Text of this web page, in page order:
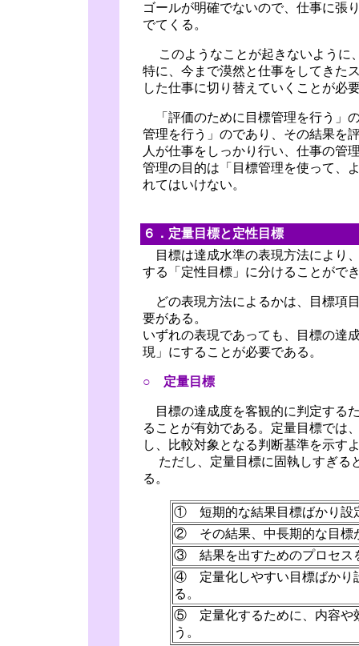
ゴールが明確でないので、仕事に張
でてくる。
このようなことが起きないように
特に、今まで漠然と仕事をしてきた
した仕事に切り替えていくことが必
「評価のために目標管理を行う」
管理を行う」のであり、その結果
人が仕事をしっかり行い、仕事の管
管理の目的は「目標管理を使って、
れてはいけない。
６．定量目標と定性目標
目標は達成水準の表現方法により
する「定性目標」に分けることがで
どの表現方法によるかは、目標項
要がある。
いずれの表現であっても、目標の達
現」にすることが必要である。
○ 定量目標
目標の達成度を客観的に判定する
ることが有効である。定量目標では
し、比較対象となる判断基準を示す
ただし、定量目標に固執しすぎる
る。
① 短期的な結果目標ばかり設
② その結果、中長期的な目標
③ 結果を出すためのプロセス
④ 定量化しやすい目標ばかり
る。
⑤ 定量化するために、内容や
う。